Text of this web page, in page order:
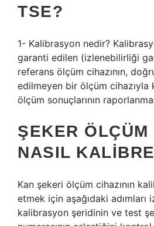
TSE?
1- Kalibrasyon nedir?
garanti edilen (izlenebilirliği
referans ölçüm cihazının,
edilmeyen bir ölçüm cihazıyla
ölçüm sonuçlarının
ŞEKER ÖLÇÜM
NASIL
Kan şekeri ölçüm cihazının
etmek için aşağıdaki adımları
kalibrasyon şeridinin ve test